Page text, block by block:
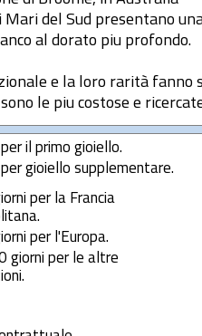
Mari del Sud presentano
al dorato piu profondo.
e la loro rarità fanno
le piu costose e
il primo gioiello.
gioiello supplementare.
per la Francia
per l'Europa.
giorni per le altre